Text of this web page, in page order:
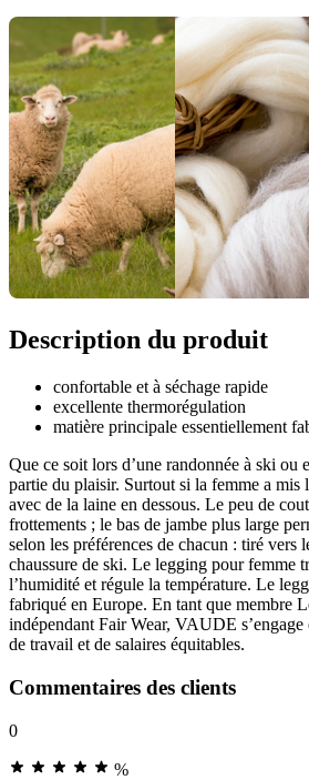
Description du produit
confortable et à séchage rapide
excellente thermorégulation
matière principale essentiellement
Que ce soit lors d’une randonnée à ski ou
partie du plaisir. Surtout si la femme a
avec de la laine en dessous. Le peu de
frottements ; le bas de jambe plus large
selon les préférences de chacun : tiré vers
chaussure de ski. Le legging pour femme
l’humidité et régule la température. Le
fabriqué en Europe. En tant que membre
indépendant Fair Wear, VAUDE
de travail et de salaires équitables.
Commentaires des clients
0
%